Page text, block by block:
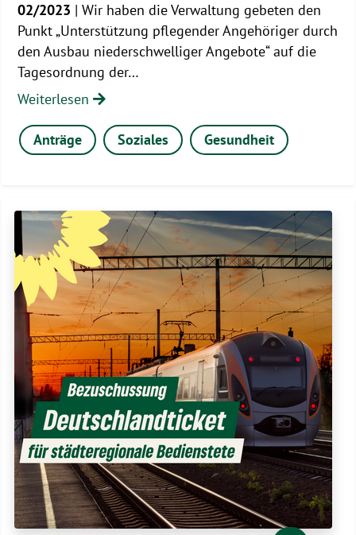
02/2023 | Wir haben die Verwaltung gebeten den
Punkt „Unterstützung pflegender Angehöriger durch
den Ausbau niederschwelliger Angebote“ auf die
Tagesordnung der…
Weiterlesen
Anträge Soziales Gesundheit